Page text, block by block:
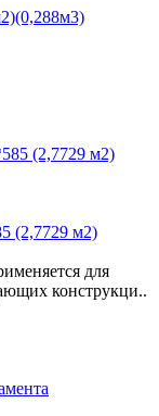
(2,7729 м2)
для
конструкци..